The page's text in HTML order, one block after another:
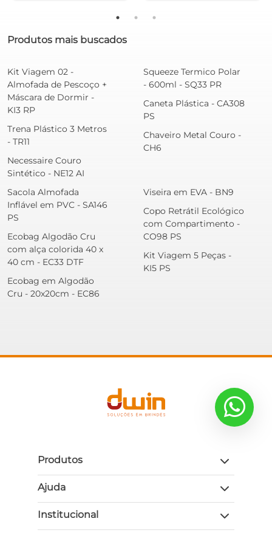
Produtos mais buscados
Kit Viagem 02 -
Almofada de Pescoço +
Máscara de Dormir -
KI3 RP
Trena Plástico 3 Metros
- TR11
Necessaire Couro
Sintético - NE12 AI
Squeeze Termico Polar
- 600ml - SQ33 PR
Caneta Plástica - CA308
PS
Chaveiro Metal Couro -
CH6
Sacola Almofada
Inflável em PVC - SA146
PS
Ecobag Algodão Cru
com alça colorida 40 x
40 cm - EC33 DTF
Ecobag em Algodão
Cru - 20x20cm - EC86
Viseira em EVA - BN9
Copo Retrátil Ecológico
com Compartimento -
CO98 PS
Kit Viagem 5 Peças -
KI5 PS
Produtos
Ajuda
Institucional